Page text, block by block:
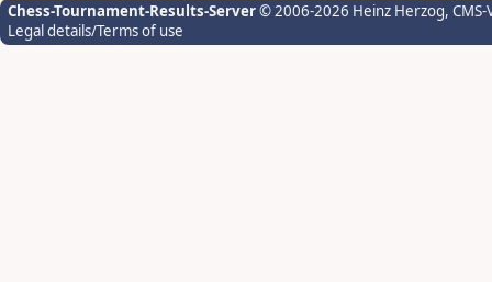
Chess-Tournament-Results-Server© 2006-2026 Heinz Herzog,
Legal details/Terms of use